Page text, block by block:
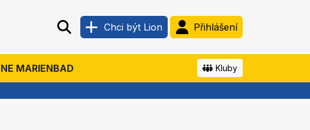
Chci být Lion Přihlášení
MARIENBAD Kluby